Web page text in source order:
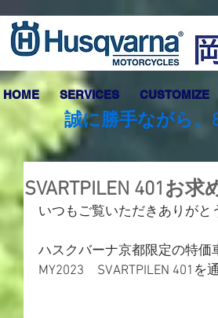
HOME SERVICES CUSTOMIZE
誠に勝手ながら
SVARTPILEN 401お
いつもご覧いただきありがと
ハスクバーナ京都限定の特価
MY2023　SVARTPILEN 401